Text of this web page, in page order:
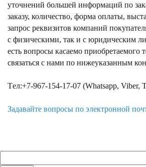
уточнений большей информаций по
заказу, количество, форма оплаты,
запрос реквизитов компаний
с физическими, так и с юридическим
есть вопросы касаемо приобретаемого
связаться с нами по нижеуказанным
Tел:+7-967-154-17-07 (Whatsapp, Viber,
Задавайте вопросы по электронной